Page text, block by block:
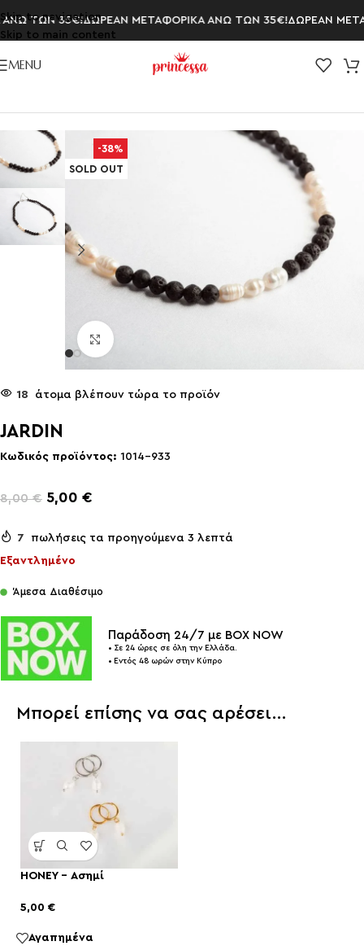
Skip to navigation
Skip to main content
ΤΩΝ 35€!ΔΩΡΕΑΝ ΜΕΤΑΦΟΡΙΚΑ ΑΝΩ ΤΩΝ 35€!ΔΩΡΕΑΝ
MENU
Κολιέ με Πέρλες
-38%
SOLD OUT
18 άτομα βλέπουν τώρα το προϊόν
JARDIN
Κωδικός προϊόντος: 1014-933
8,00€ 5,00 €
7
πωλήσεις τα προηγούμενα 3 λεπτά
Εξαντλημένο
Άμεσα Διαθέσιμο
Παράδοση 24/7 με BOX NOW
• Σε 24 ώρες σε όλη την Ελλάδα.
• Εντός 48 ωρών στην Κύπρο
Μπορεί επίσης να σας αρέσει…
HONEY – Ασημί
5,00 €
Αγαπημένα